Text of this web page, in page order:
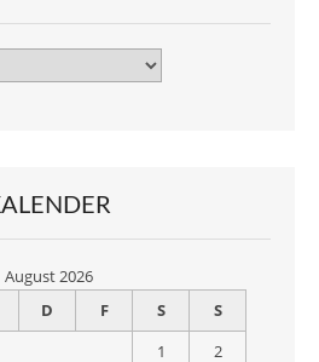
August 2026
D F S
S
1
2